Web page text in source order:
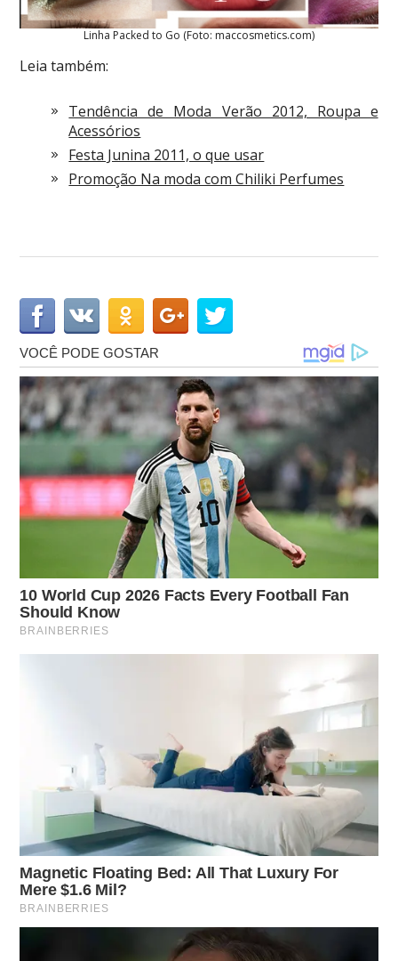
Linha Packed to Go (Foto: maccosmetics.com)
Leia também:
Tendência de Moda Verão 2012, Roupa e
Acessórios
Festa Junina 2011, o que usar
Promoção Na moda com Chiliki Perfumes